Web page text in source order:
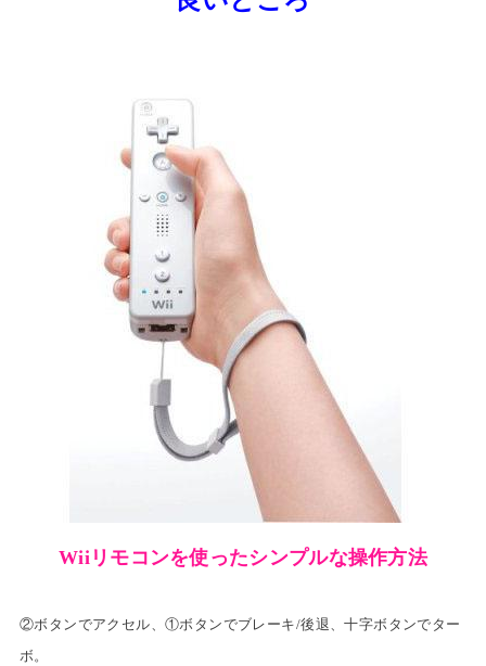
Wiiリモコンを使ったシンプルな操作方法
②ボタンでアクセル、①ボタンでブレーキ/後退、十字ボタンでター
ボ。